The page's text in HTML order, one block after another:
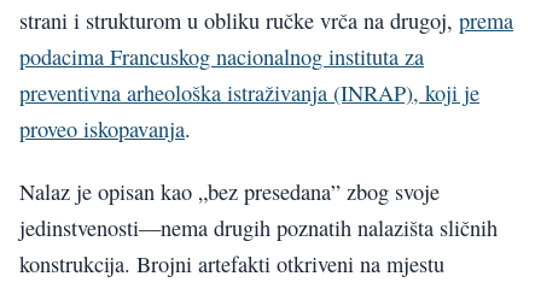
strani i strukturom u obliku ručke vrča na drugoj, prema
podacima Francuskog nacionalnog instituta za
preventivna arheološka istraživanja (INRAP), koji je
proveo iskopavanja.
Nalaz je opisan kao „bez presedana” zbog svoje
jedinstvenosti—nema drugih poznatih nalazišta sličnih
konstrukcija. Brojni artefakti otkriveni na mjestu